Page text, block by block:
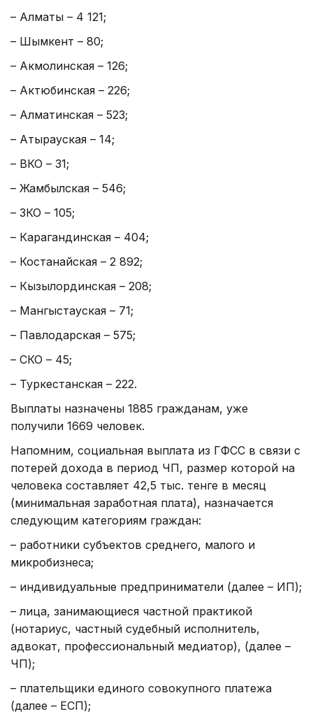
– Алматы – 4 121;
– Шымкент – 80;
– Акмолинская – 126;
– Актюбинская – 226;
– Алматинская – 523;
– Атырауская – 14;
– ВКО – 31;
– Жамбылская – 546;
– ЗКО – 105;
– Карагандинская – 404;
– Костанайская – 2 892;
– Кызылординская – 208;
– Мангыстауская – 71;
– Павлодарская – 575;
– СКО – 45;
– Туркестанская – 222.
Выплаты назначены 1885 гражданам, уже
получили 1669 человек.
Напомним, социальная выплата из ГФСС в связи с
потерей дохода в период ЧП, размер которой на
человека составляет 42,5 тыс. тенге в месяц
(минимальная заработная плата), назначается
следующим категориям граждан:
– работники субъектов среднего, малого и
микробизнеса;
– индивидуальные предприниматели (далее – ИП);
– лица, занимающиеся частной практикой
(нотариус, частный судебный исполнитель,
адвокат, профессиональный медиатор), (далее –
ЧП);
– плательщики единого совокупного платежа
(далее – ЕСП);